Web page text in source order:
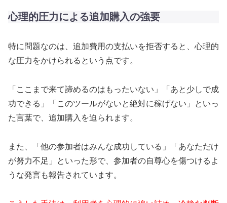
心理的圧力による追加購入の強要
特に問題なのは、追加費用の支払いを拒否すると、心理的
な圧力をかけられるという点です。
「ここまで来て諦めるのはもったいない」「あと少しで成
功できる」「このツールがないと絶対に稼げない」といっ
た言葉で、追加購入を迫られます。
また、「他の参加者はみんな成功している」「あなただけ
が努力不足」といった形で、参加者の自尊心を傷つけるよ
うな発言も報告されています。